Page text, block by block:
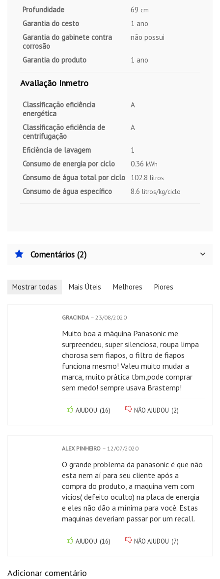
Profundidade 69 cm
Garantia do cesto
1 ano
Garantia do gabinete contra
corrosão
não possui
Garantia do produto 1 ano
Avaliação Inmetro
Classificação eficiência
energética
A
Classificação eficiência de
centrifugação
A
Eficiência de lavagem
1
Consumo de energia por ciclo
0.36 kWh
Consumo de água total por ciclo 102.8 litros
Consumo de água específico 8.6 litros/kg/ciclo
Comentários (2)
Mostrar todas Mais Úteis Melhores Piores
GRACINDA – 23/08/2020
Muito boa a máquina Panasonic me
surpreendeu, super silenciosa, roupa limpa
chorosa sem fiapos, o filtro de fiapos
funciona mesmo! Valeu muito mudar a
marca, muito prática tbm,pode comprar
sem medo! sempre usava Brastemp!
AJUDOU (16) NÃO AJUDOU (2)
ALEX PINHEIRO – 12/07/2020
O grande problema da panasonic é que não
esta nem aí para seu cliente após a
compra do produto, a maquina vem com
vicios( defeito oculto) na placa de energia
e eles não dão a mínima para você. Estas
maquinas deveriam passar por um recall.
AJUDOU (16) NÃO AJUDOU (7)
Adicionar comentário